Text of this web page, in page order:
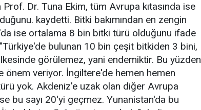
Dr. Tuna Ekim, tüm Avrupa kıtasında ise
kaydetti. Bitki bakımından en zengin
ise ortalama 8 bin bitki türü olduğunu ifade
bulunan 10 bin çeşit bitkiden 3 bini,
görülemez, yani endemiktir. Bu yüzden
önem veriyor. İngiltere'de hemen hemen
yok. Akdeniz'e uzak olan diğer Avrupa
bu sayı 20'yi geçmez. Yunanistan'da bu